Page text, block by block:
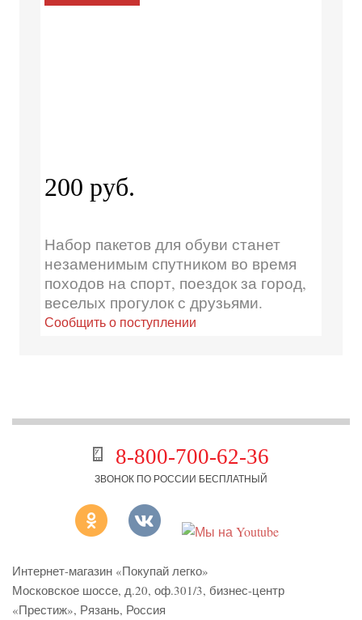
200 руб.
Набор пакетов для обуви станет
незаменимым спутником во время
походов на спорт, поездок за город,
веселых прогулок с друзьями.
Сообщить о поступлении
8-800-700-62-36
ЗВОНОК ПО РОССИИ БЕСПЛАТНЫЙ
Интернет-магазин «Покупай легко»
Московское шоссе, д.20, оф.301/3, бизнес-центр
«Престиж», Рязань, Россия